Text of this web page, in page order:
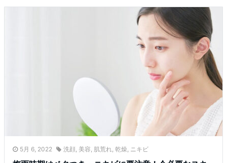
5月 6, 2022 洗顔, 美容, 肌荒れ, 乾燥, ニキビ